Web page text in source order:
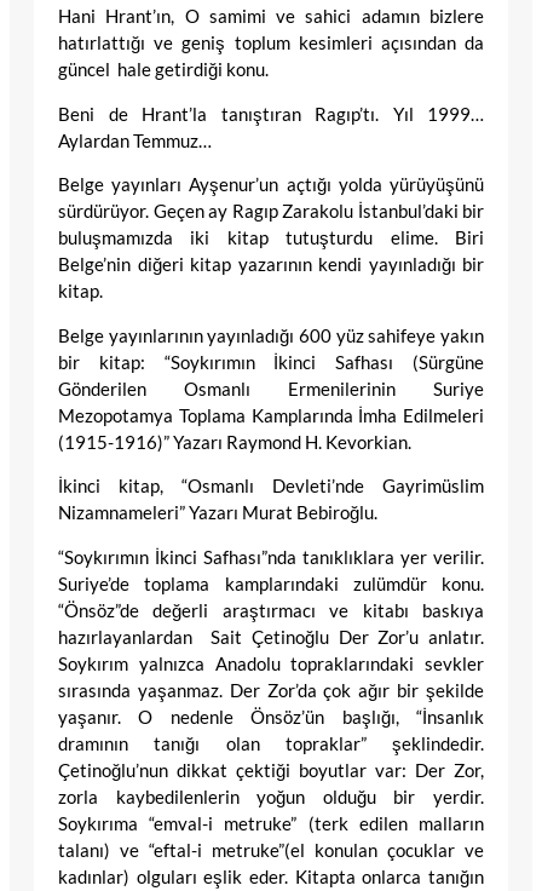
Hani Hrant’ın, O samimi ve sahici adamın bizlere
hatırlattığı ve geniş toplum kesimleri açısından da
güncel hale getirdiği konu.
Beni de Hrant’la tanıştıran Ragıp’tı. Yıl 1999…
Aylardan Temmuz…
Belge yayınları Ayşenur’un açtığı yolda yürüyüşünü
sürdürüyor. Geçen ay Ragıp Zarakolu İstanbul’daki bir
buluşmamızda iki kitap tutuşturdu elime. Biri
Belge’nin diğeri kitap yazarının kendi yayınladığı bir
kitap.
Belge yayınlarının yayınladığı 600 yüz sahifeye yakın
bir kitap: “Soykırımın İkinci Safhası (Sürgüne
Gönderilen Osmanlı Ermenilerinin Suriye
Mezopotamya Toplama Kamplarında İmha Edilmeleri
(1915-1916)” Yazarı Raymond H. Kevorkian.
İkinci kitap, “Osmanlı Devleti’nde Gayrimüslim
Nizamnameleri” Yazarı Murat Bebiroğlu.
“Soykırımın İkinci Safhası”nda tanıklıklara yer verilir.
Suriye’de toplama kamplarındaki zulümdür konu.
“Önsöz”de değerli araştırmacı ve kitabı baskıya
hazırlayanlardan Sait Çetinoğlu Der Zor’u anlatır.
Soykırım yalnızca Anadolu topraklarındaki sevkler
sırasında yaşanmaz. Der Zor’da çok ağır bir şekilde
yaşanır. O nedenle Önsöz’ün başlığı, “İnsanlık
dramının tanığı olan topraklar” şeklindedir.
Çetinoğlu’nun dikkat çektiği boyutlar var: Der Zor,
zorla kaybedilenlerin yoğun olduğu bir yerdir.
Soykırıma “emval-i metruke” (terk edilen malların
talanı) ve “eftal-i metruke”(el konulan çocuklar ve
kadınlar) olguları eşlik eder. Kitapta onlarca tanığın